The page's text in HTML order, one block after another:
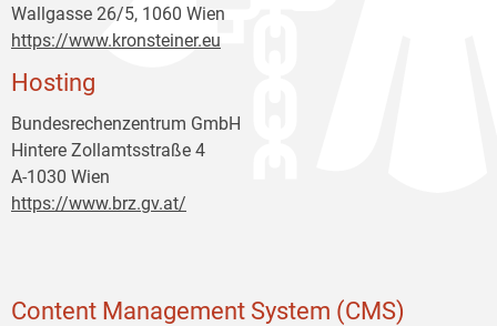
Wallgasse 26/5, 1060 Wien
https://www.kronsteiner.eu
Hosting
Bundesrechenzentrum GmbH
Hintere Zollamtsstraße 4
A-1030 Wien
https://www.brz.gv.at/
Content Management System (CMS)